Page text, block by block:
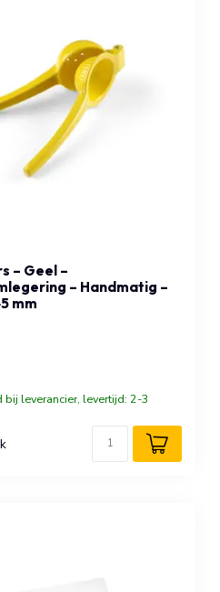
– Geel –
– Handmatig –
mm
bij leverancier, levertijd: 2-3